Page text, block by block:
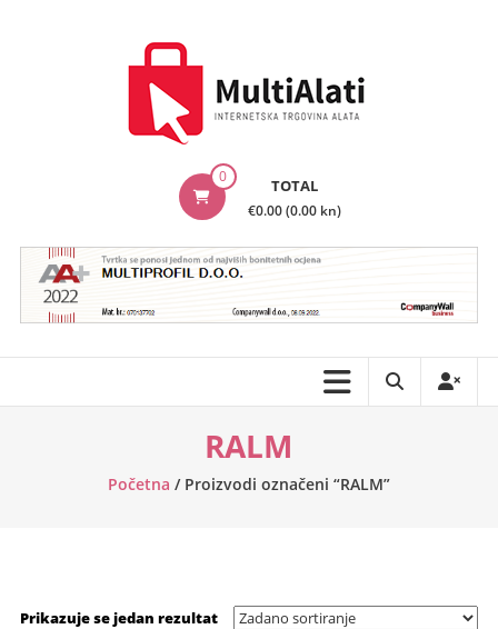
Internetska
trgovina
alata
0 TOTAL
€0.00 (0.00 kn)
RALM
Početna / Proizvodi označeni “RALM”
Prikazuje se jedan rezultat